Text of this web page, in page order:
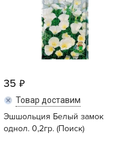
35
Товар доставим
Эшшольция Белый замок
однол. 0,2гр. (Поиск)